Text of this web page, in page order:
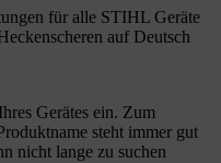
für alle STIHL Geräte
auf Deutsch
Gerätes ein. Zum
steht immer gut
nicht lange zu suchen